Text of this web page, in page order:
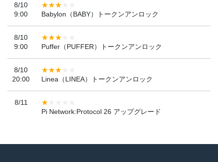
8/10
9:00
Babylon（BABY）トークンアンロック
8/10
9:00
Puffer（PUFFER）トークンアンロック
8/10
20:00
Linea（LINEA）トークンアンロック
8/11
Pi Network:Protocol 26 アップグレード